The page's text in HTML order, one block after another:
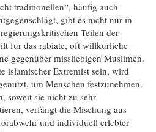
traditionellen“, häufig auch
gibt es nicht nur in
Teilen der
für das rabiate, oft willkürliche
gegenüber missliebigen Muslimen.
islamischer Extremist sein, wird
um Menschen festzunehmen.
soweit sie nicht zu sehr
verfängt die Mischung aus
und individuell erlebter